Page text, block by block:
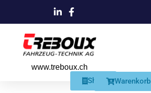
www.treboux.ch
Shop Warenkorb